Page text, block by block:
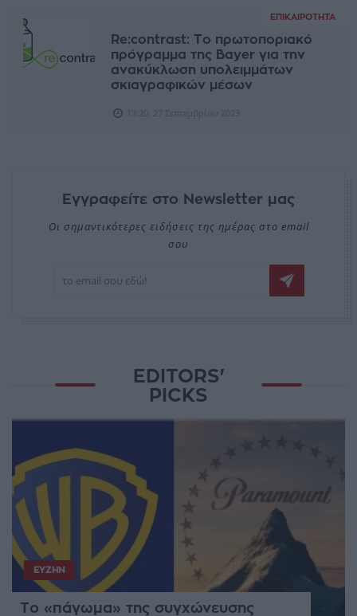
ΕΠΙΚΑΙΡΌΤΗΤΑ
Re:contrast: Το πρωτοποριακό
πρόγραμμα της Bayer για την
ανακύκλωση υπολειμμάτων
σκιαγραφικών μέσων
Εγγραφείτε στο Newsletter μας
Οι σημαντικότερες ειδήσεις της ημέρας στο email
σου
EDITORS'
PICKS
ΕΥΖΗΝ
Το «πάγωμα» της συγχώνευσης